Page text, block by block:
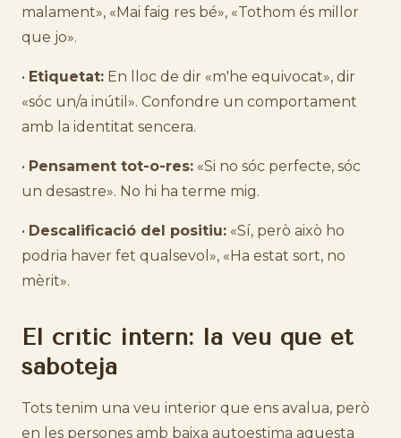
malament», «Mai faig res bé», «Tothom és millor
que jo».
• Etiquetat: En lloc de dir «m'he equivocat», dir
«sóc un/a inútil». Confondre un comportament
amb la identitat sencera.
• Pensament tot-o-res: «Si no sóc perfecte, sóc
un desastre». No hi ha terme mig.
• Descalificació del positiu: «Sí, però això ho
podria haver fet qualsevol», «Ha estat sort, no
mèrit».
El crític intern: la veu que et
saboteja
Tots tenim una veu interior que ens avalua, però
en les persones amb baixa autoestima aquesta